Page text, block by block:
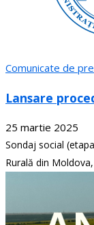
Comunicate de
Lansare
25 martie 2025
Sondaj social
Rurală din